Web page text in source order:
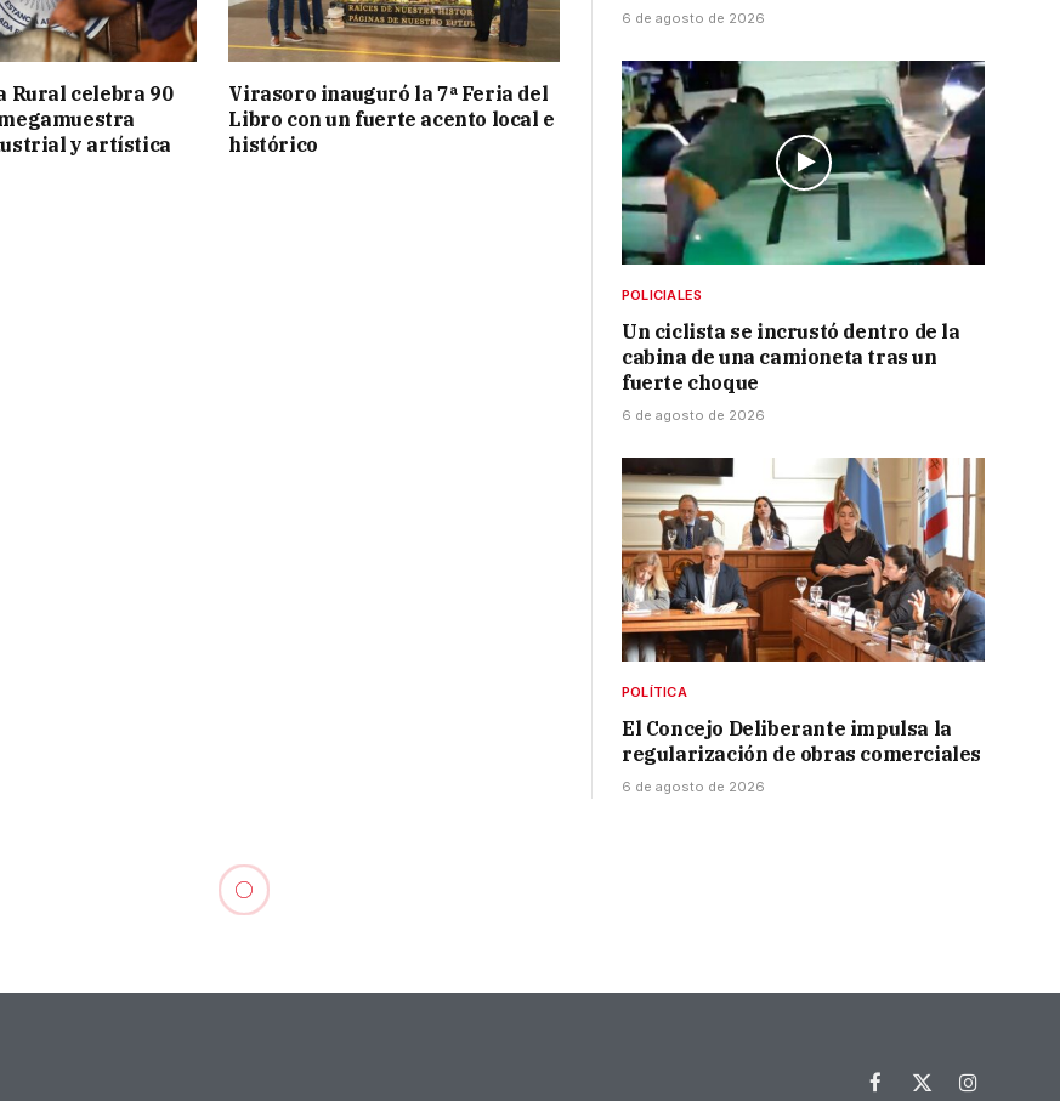
Rural celebra 90
y artística
Virasoro inauguró la 7ª Feria del
Libro con un fuerte acento local e
histórico
6 de agosto de 2026
POLICIALES
Un ciclista se incrustó dentro de la
cabina de una camioneta tras un
fuerte choque
6 de agosto de 2026
POLÍTICA
El Concejo Deliberante impulsa la
regularización de obras comerciales
6 de agosto de 2026